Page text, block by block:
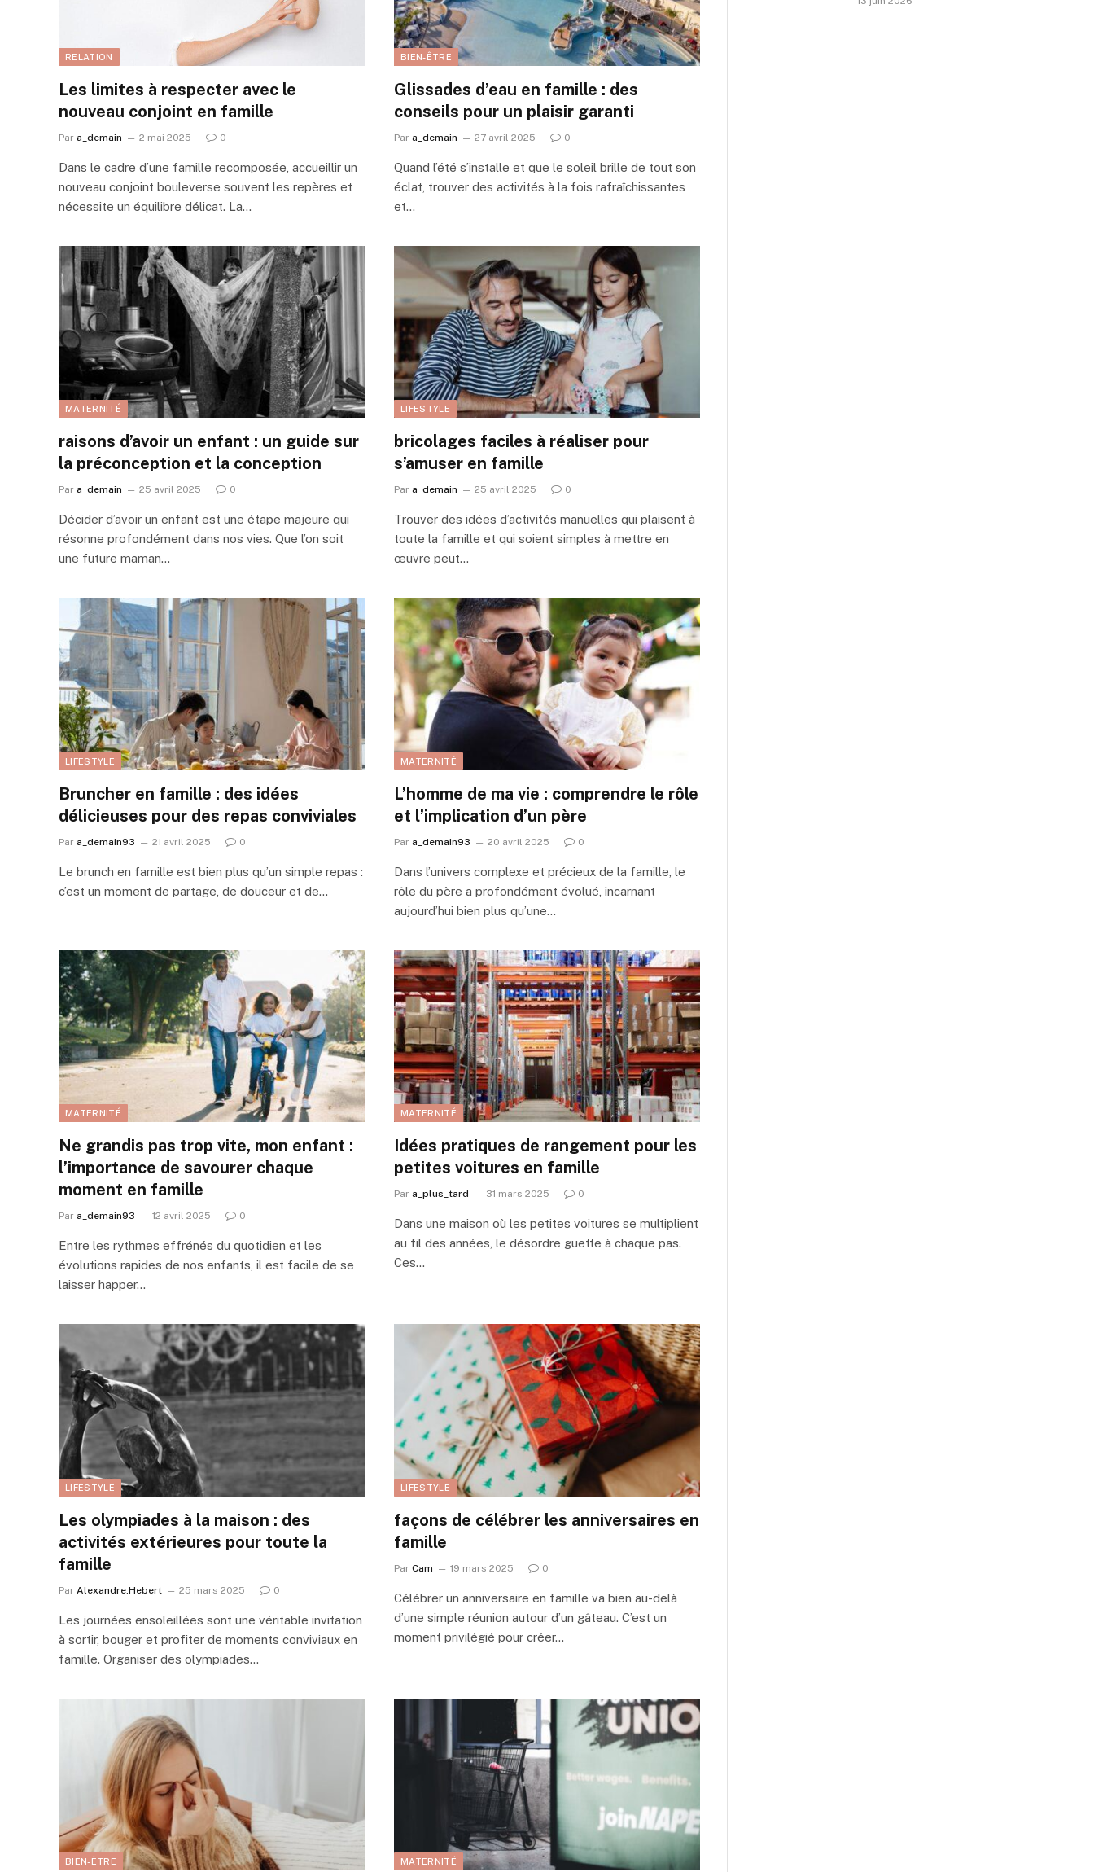
RELATION
Les limites à respecter avec le
nouveau conjoint en famille
Par a_demain 2 mai 2025 0
Dans le cadre d’une famille recomposée, accueillir un
nouveau conjoint bouleverse souvent les repères et
nécessite un équilibre délicat. La…
BIEN-ÊTRE
Glissades d’eau en famille : des
conseils pour un plaisir garanti
Par a_demain 27 avril 2025 0
Quand l’été s’installe et que le soleil brille de tout son
éclat, trouver des activités à la fois rafraîchissantes
et…
MATERNITÉ
raisons d’avoir un enfant : un guide sur
la préconception et la conception
Par a_demain 25 avril 2025 0
Décider d’avoir un enfant est une étape majeure qui
résonne profondément dans nos vies. Que l’on soit
une future maman…
LIFESTYLE
bricolages faciles à réaliser pour
s’amuser en famille
Par a_demain 25 avril 2025 0
Trouver des idées d’activités manuelles qui plaisent à
toute la famille et qui soient simples à mettre en
œuvre peut…
LIFESTYLE
Bruncher en famille : des idées
délicieuses pour des repas conviviales
Par a_demain93 21 avril 2025 0
Le brunch en famille est bien plus qu’un simple repas :
c’est un moment de partage, de douceur et de…
MATERNITÉ
L’homme de ma vie : comprendre le rôle
et l’implication d’un père
Par a_demain93 20 avril 2025 0
Dans l’univers complexe et précieux de la famille, le
rôle du père a profondément évolué, incarnant
aujourd’hui bien plus qu’une…
MATERNITÉ
Ne grandis pas trop vite, mon enfant :
l’importance de savourer chaque
moment en famille
Par a_demain93 12 avril 2025 0
Entre les rythmes effrénés du quotidien et les
évolutions rapides de nos enfants, il est facile de se
laisser happer…
MATERNITÉ
Idées pratiques de rangement pour les
petites voitures en famille
Par a_plus_tard 31 mars 2025 0
Dans une maison où les petites voitures se multiplient
au fil des années, le désordre guette à chaque pas.
Ces…
LIFESTYLE
Les olympiades à la maison : des
activités extérieures pour toute la
famille
Par Alexandre.Hebert 25 mars 2025 0
Les journées ensoleillées sont une véritable invitation
à sortir, bouger et profiter de moments conviviaux en
famille. Organiser des olympiades…
LIFESTYLE
façons de célébrer les anniversaires en
famille
Par Cam 19 mars 2025 0
Célébrer un anniversaire en famille va bien au-delà
d’une simple réunion autour d’un gâteau. C’est un
moment privilégié pour créer…
BIEN-ÊTRE MATERNITÉ